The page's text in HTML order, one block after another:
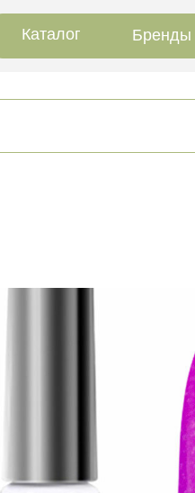
Каталог Бренды